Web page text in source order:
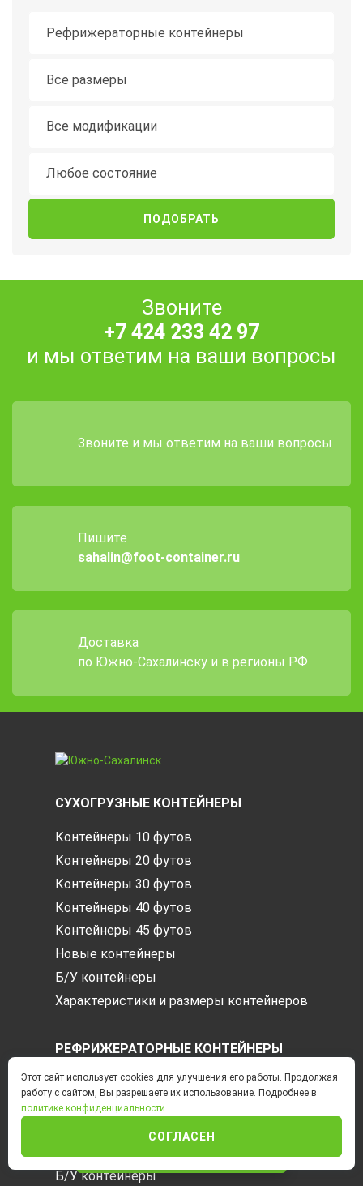
Все размеры
Все модификации
Любое состояние
Звоните
+7 424 233 42 97
и мы ответим на ваши вопросы
Звоните и мы ответим на ваши вопросы
Пишите
sahalin@foot-container.ru
Доставка
по Южно-Сахалинску и в регионы РФ
СУХОГРУЗНЫЕ КОНТЕЙНЕРЫ
Контейнеры 10 футов
Контейнеры 20 футов
Контейнеры 30 футов
Контейнеры 40 футов
Контейнеры 45 футов
Новые контейнеры
Б/У контейнеры
Характеристики и размеры контейнеров
РЕФРИЖЕРАТОРНЫЕ КОНТЕЙНЕРЫ
Контейнеры 20 футов
Контейнеры 40 футов
Контейнеры 45 футов
Б/У контейнеры
Этот сайт использует cookies для улучшения его работы. Продолжая
работу с сайтом, Вы разрешаете их использование. Подробнее в
политике конфиденциальности.
СОГЛАСЕН